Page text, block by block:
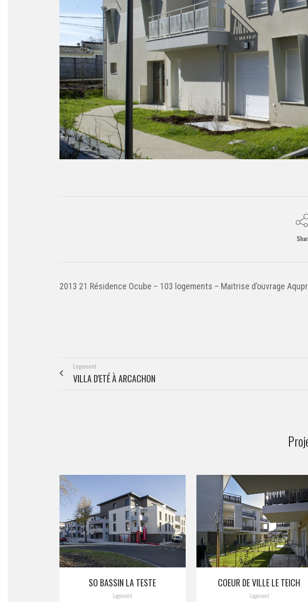
2013 21 Résidence Ocube – 103 logements – Maitrise d’ouvrage
Logement
VILLA D'ETÉ À ARCACHON
VIEW
SO BASSIN LA TESTE
Logement
VIEW
COEUR DE VILLE LE TEICH
Logement